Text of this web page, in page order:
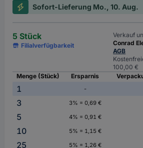
Sofort-Lieferung Mo., 10. Aug.
5 Stück
Filialverfügbarkeit
Verkauf
Conrad
AGB
100,00 €
Menge (Stück)
Ersparnis
1 -
3
3% = 0,69 €
5
4% = 0,91 €
10
5% = 1,15 €
25
5% = 1,26 €